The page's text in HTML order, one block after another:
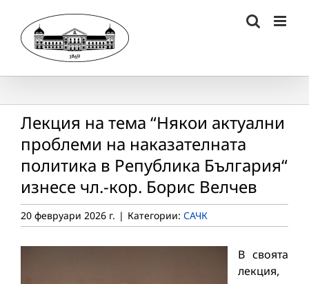
content
Лекция на тема “Някои актуални
проблеми на наказателната
политика в Република България“
изнесе чл.-кор. Борис Велчев
20 февруари 2026 г. | Категории: САЧК
В своята
лекция,